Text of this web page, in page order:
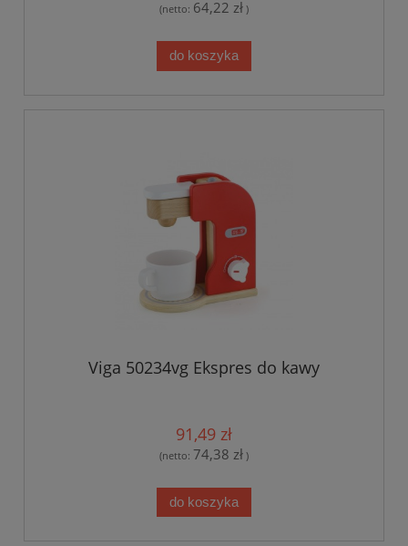
(netto: 64,22 zł )
do koszyka
Viga 50234vg Ekspres do kawy
91,49 zł
(netto: 74,38 zł )
do koszyka